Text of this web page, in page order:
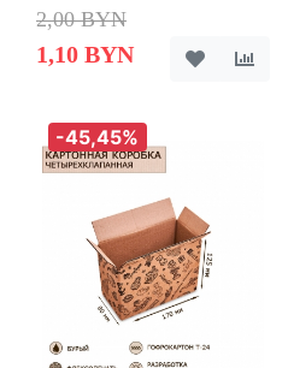
2,00 BYN
1,10 BYN
-45,45%